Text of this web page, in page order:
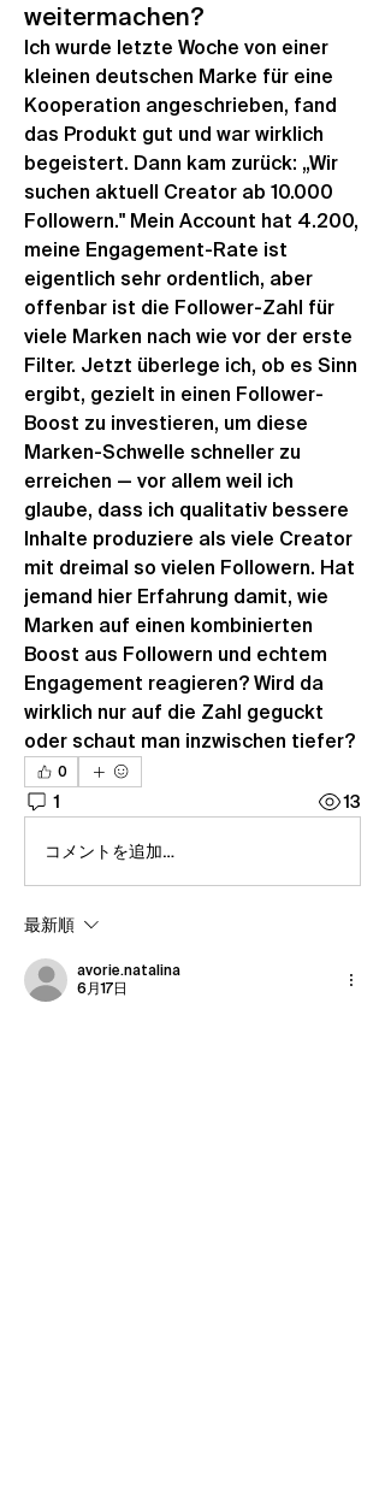
weitermachen?
Ich wurde letzte Woche von einer
kleinen deutschen Marke für eine
Kooperation angeschrieben, fand
das Produkt gut und war wirklich
begeistert. Dann kam zurück: „Wir
suchen aktuell Creator ab 10.000
Followern." Mein Account hat 4.200,
meine Engagement-Rate ist
eigentlich sehr ordentlich, aber
offenbar ist die Follower-Zahl für
viele Marken nach wie vor der erste
Filter. Jetzt überlege ich, ob es Sinn
ergibt, gezielt in einen Follower-
Boost zu investieren, um diese
Marken-Schwelle schneller zu
erreichen — vor allem weil ich
glaube, dass ich qualitativ bessere
Inhalte produziere als viele Creator
mit dreimal so vielen Followern. Hat
jemand hier Erfahrung damit, wie
Marken auf einen kombinierten
Boost aus Followern und echtem
Engagement reagieren? Wird da
wirklich nur auf die Zahl geguckt
oder schaut man inzwischen tiefer?
0
1 13
コメントを追加…
最新順
avorie.natalina
6月17日